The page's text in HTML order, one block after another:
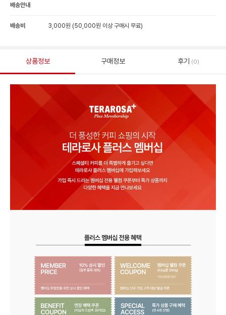
배송안내
배송비 3,000원 (50,000원 이상 구매시 무료)
상품정보 구매정보 후기 (0)